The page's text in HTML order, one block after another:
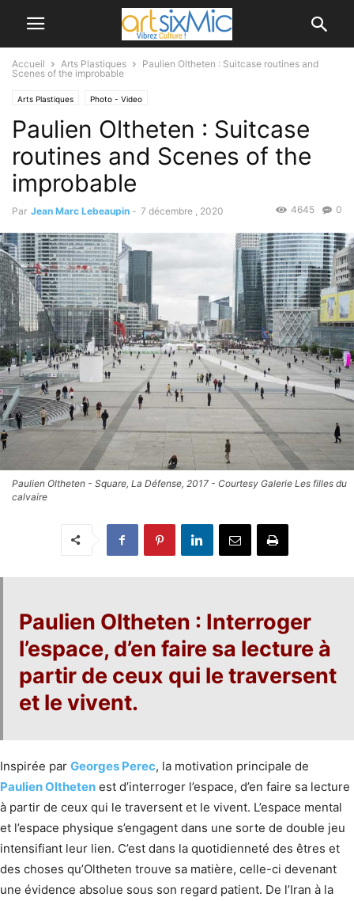
Accueil Arts Plastiques
Paulien Oltheten : Suitcase routines and
Scenes of the improbable
Arts Plastiques Photo - Video
Paulien Oltheten : Suitcase
routines and Scenes of the
improbable
Par Jean Marc Lebeaupin - 7 décembre , 2020 0
4645
Paulien Oltheten - Square, La Défense, 2017 - Courtesy Galerie Les filles du
calvaire
Paulien Oltheten : Interroger
l’espace, d’en faire sa lecture à
partir de ceux qui le traversent
et le vivent.
Inspirée par Georges Perec, la motivation principale de
Paulien Oltheten est d’interroger l’espace, d’en faire sa lecture
à partir de ceux qui le traversent et le vivent. L’espace mental
et l’espace physique s’engagent dans une sorte de double jeu
intensifiant leur lien. C’est dans la quotidienneté des êtres et
des choses qu’Oltheten trouve sa matière, celle-ci devenant
une évidence absolue sous son regard patient. De l’Iran à la